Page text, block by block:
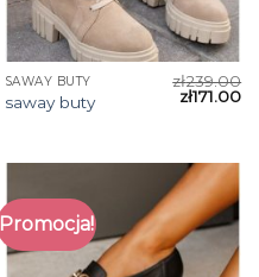
SAWAY BUTY
saway buty
zł239.00
zł171.00
Promocja!